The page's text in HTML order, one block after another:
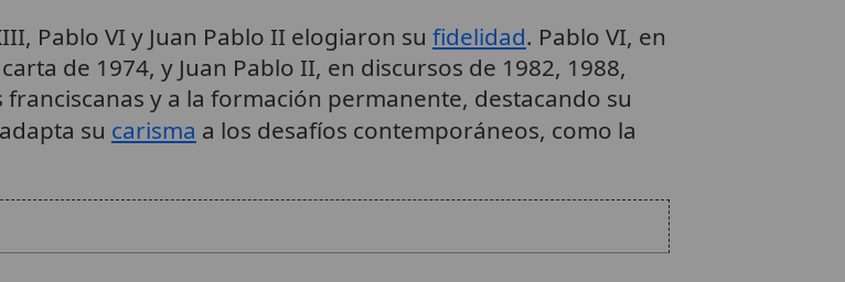
Pablo VI y Juan Pablo II elogiaron su fidelidad. Pablo VI, en
de 1974, y Juan Pablo II, en discursos de 1982, 1988,
y a la formación permanente, destacando su
su carisma a los desafíos contemporáneos, como la